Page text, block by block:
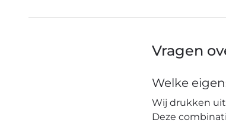
Vragen
Welke
Wij drukken
Deze